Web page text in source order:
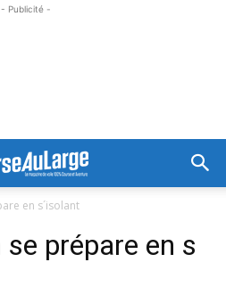
- Publicité -
en s´isolant
prépare en s